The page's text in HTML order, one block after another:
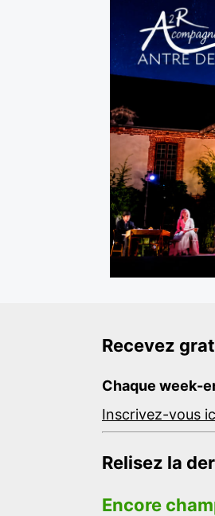
Recevez
Chaque week-
Inscrivez-vous
Relisez la
Encore